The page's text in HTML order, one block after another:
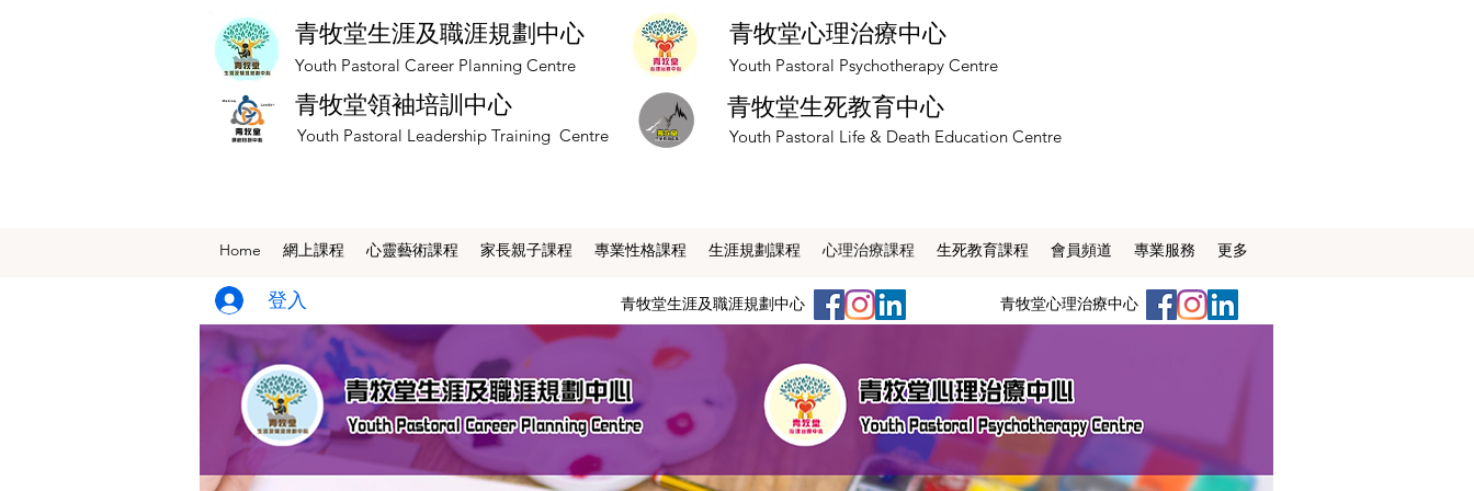
青牧堂生涯及職涯規劃中心
​Youth Pastoral Career Planning Centre
青牧堂領袖培訓中心
​Youth Pastoral Leadership Training Centre
青牧堂心理治療中心
​Youth Pastoral Psychotherapy Centre
青牧堂生死教育中心
​Youth Pastoral Life & Death Education Centre
Home 網上課程 ​心靈藝術課程 家長親子課程 專業性格課程 生涯規劃課程 心理治療課程 生死教育課程 會員頻道 專業服務 更多
登入 ​青牧堂生涯及職涯規劃中心 ​青牧堂心理治療中心